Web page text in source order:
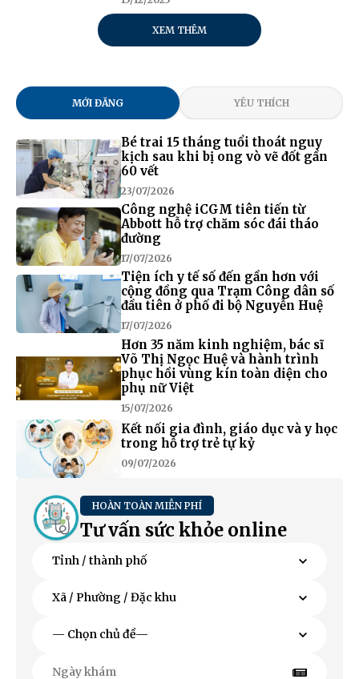
XEM THÊM
MỚI ĐĂNG YÊU THÍCH
Bé trai 15 tháng tuổi thoát nguy
kịch sau khi bị ong vò vẽ đốt gần
60 vết
23/07/2026
Công nghệ iCGM tiên tiến từ
Abbott hỗ trợ chăm sóc đái tháo
đường
17/07/2026
Tiện ích y tế số đến gần hơn với
cộng đồng qua Trạm Công dân số
đầu tiên ở phố đi bộ Nguyễn Huệ
17/07/2026
Hơn 35 năm kinh nghiệm, bác sĩ
Võ Thị Ngọc Huệ và hành trình
phục hồi vùng kín toàn diện cho
phụ nữ Việt
15/07/2026
Kết nối gia đình, giáo dục và y học
trong hỗ trợ trẻ tự kỷ
09/07/2026
HOÀN TOÀN MIỄN PHÍ
Tư vấn sức khỏe online